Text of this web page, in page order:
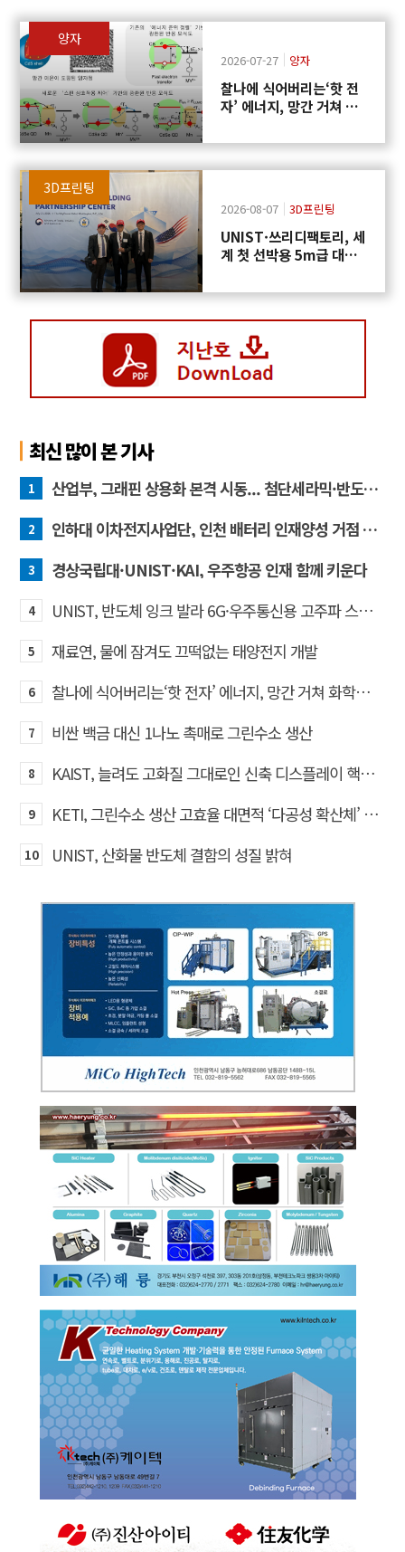
양자
2026-07-27 양자
찰나에 식어버리는‘핫 전
자’ 에너지, 망간 거쳐 화
3D프린팅
2026-08-07 3D프린팅
UNIST·쓰리디팩토리, 세
계 첫 선박용 5m급 대형
최신 많이 본 기사
1 산업부, 그래핀 상용화 본격 시동... 첨단세라믹·반도체 방열소재 시장 확대 기대
2 인하대 이차전지사업단, 인천 배터리 인재양성 거점 역할 강화
3 경상국립대·UNIST·KAI, 우주항공 인재 함께 키운다
4 UNIST, 반도체 잉크 발라 6G·우주통신용 고주파 스위치 만든다
5 재료연, 물에 잠겨도 끄떡없는 태양전지 개발
6 찰나에 식어버리는‘핫 전자’ 에너지, 망간 거쳐 화학반응에 쓴다
7 비싼 백금 대신 1나노 촉매로 그린수소 생산
8 KAIST, 늘려도 고화질 그대로인 신축 디스플레이 핵심기술 개발​
9 KETI, 그린수소 생산 고효율 대면적 ‘다공성 확산체’ 개발
10 UNIST, 산화물 반도체 결함의 성질 밝혀